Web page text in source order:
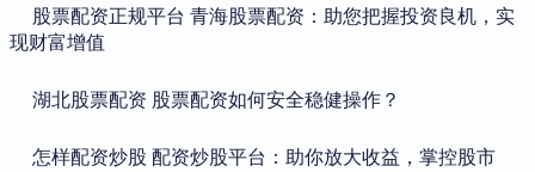
​股票配资正规平台 青海股票配资：助您把握投资良机，实
现财富增值
​湖北股票配资 股票配资如何安全稳健操作？
​怎样配资炒股 配资炒股平台：助你放大收益，掌控股市